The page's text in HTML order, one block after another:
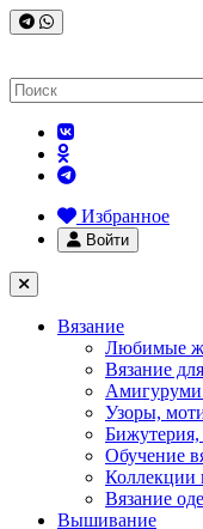
Избранное
Войти
Вязание
Любимые
Вязание
Узоры,
Обучение
Коллекции
Вязание
Вышивание